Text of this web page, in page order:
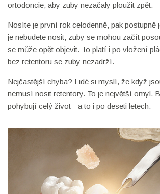
ortodoncie, aby zuby nezačaly ploužit zpět.
Nosíte je první rok celodenně, pak postupně
je nebudete nosit, zuby se mohou začít
se může opět objevit. To platí i po vložení
bez retentoru se zuby nezadrží.
Nejčastější chyba? Lidé si myslí, že když
nemusí nosit retentory. To je největší omyl.
pohybují celý život - a to i po deseti letech.